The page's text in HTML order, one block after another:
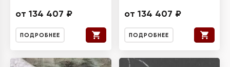
от 134 407 ₽
ПОДРОБНЕЕ
от 134 407 ₽
ПОДРОБНЕЕ